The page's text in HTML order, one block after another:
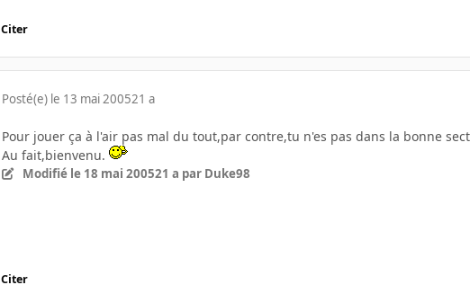
Citer
Posté(e) le 13 mai 200521 a
Pour jouer ça à l'air pas mal du tout,par contre,tu n'es pas dans la bonne
Au fait,bienvenu.
Modifié le 18 mai 200521 a par Duke98
Citer